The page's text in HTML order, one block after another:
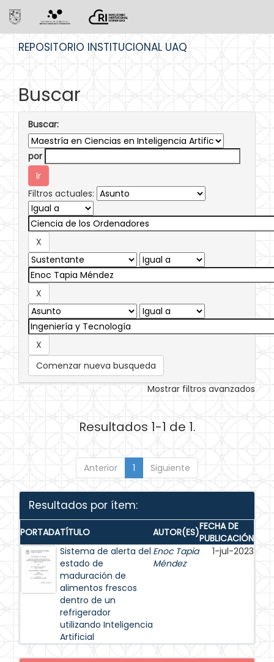
REPOSITORIO INSTITUCIONAL UAQ
Buscar
Buscar:
por
Filtros actuales:
Comenzar nueva busqueda
Mostrar filtros avanzados
Resultados 1-1 de 1.
Anterior 1 Siguiente
Resultados por ítem:
PORTADATÍTULO AUTOR(ES)FECHA DE
PUBLICACIÓN
Sistema de alerta del
estado de
maduración de
alimentos frescos
dentro de un
refrigerador
utilizando Inteligencia
Artificial
Enoc Tapia
Méndez
1-jul-2023